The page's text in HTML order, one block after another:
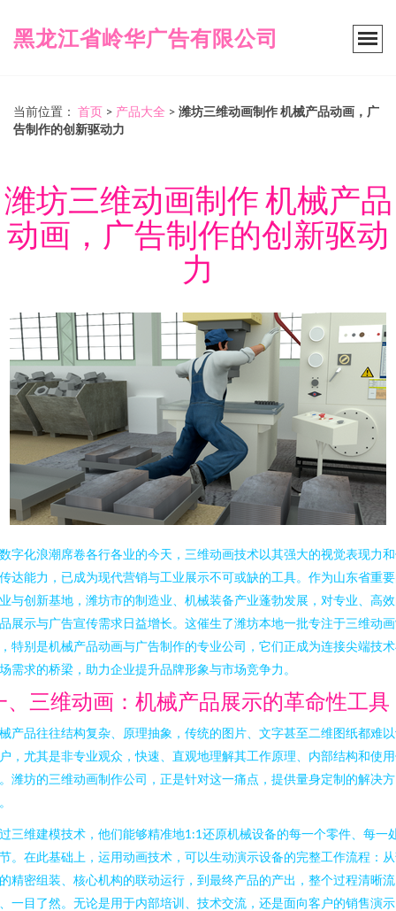
黑龙江省岭华广告有限公司
当前位置： 首页 > 产品大全 > 潍坊三维动画制作 机械产品动画，广
告制作的创新驱动力
潍坊三维动画制作 机械产品
动画，广告制作的创新驱动
力
字化浪潮席卷各行各业的今天，三维动画技术以其强大的视觉表现力
达能力，已成为现代营销与工业展示不可或缺的工具。作为山东省重
与创新基地，潍坊市的制造业、机械装备产业蓬勃发展，对专业、高
展示与广告宣传需求日益增长。这催生了潍坊本地一批专注于三维动
特别是机械产品动画与广告制作的专业公司，它们正成为连接尖端技
需求的桥梁，助力企业提升品牌形象与市场竞争力。
、三维动画：机械产品展示的革命性工具
产品往往结构复杂、原理抽象，传统的图片、文字甚至二维图纸都难
，尤其是非专业观众，快速、直观地理解其工作原理、内部结构和使
潍坊的三维动画制作公司，正是针对这一痛点，提供量身定制的解决方
三维建模技术，他们能够精准地1:1还原机械设备的每一个零件、每一
。在此基础上，运用动画技术，可以生动演示设备的完整工作流程：
精密组装、核心机构的联动运行，到最终产品的产出，整个过程清晰流
一目了然。无论是用于内部培训、技术交流，还是面向客户的销售演